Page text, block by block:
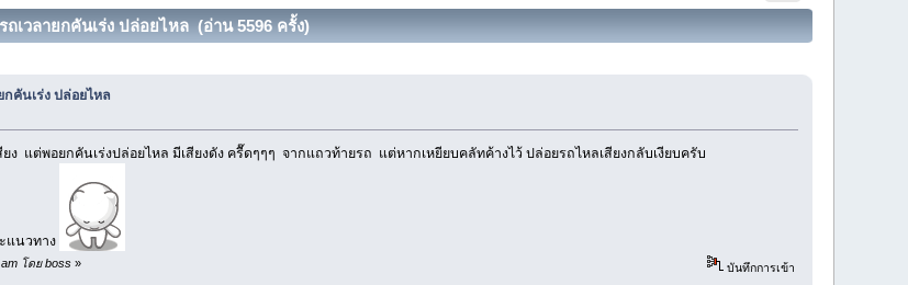
เวลายกคันเร่ง ปล่อยไหล (อ่าน 5596 ครั้ง)
คันเร่ง ปล่อยไหล
แต่พอยกคันเร่งปล่อยไหล มีเสียงดัง ครื๊ดๆๆๆ จากแถวท้ายรถ แต่หากเหยียบคลัทค้างไว้ ปล่อยรถไหลเสียงกลับเงียบครับ
แนวทาง
โดย boss» บันทึกการเข้า